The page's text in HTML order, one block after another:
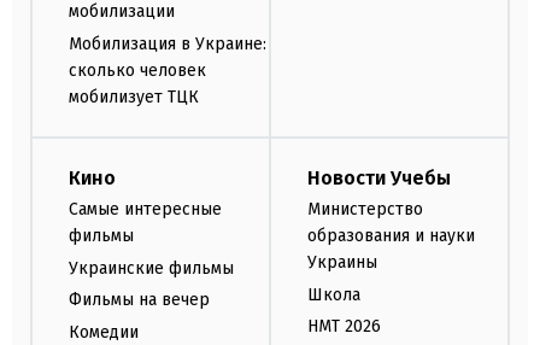
мобилизации
Мобилизация в Украине:
сколько человек
мобилизует ТЦК
Кино
Самые интересные
фильмы
Украинские фильмы
Фильмы на вечер
Комедии
Новости Учебы
Министерство
образования и науки
Украины
Школа
НМТ 2026